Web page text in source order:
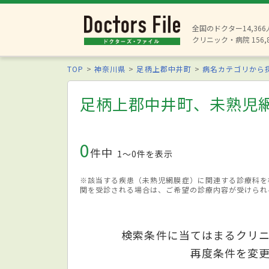
全国のドクター14,366
クリニック・病院
TOP 神奈川県 足柄上郡中井町 病名カテゴリから
足柄上郡中井町、未熟児
0件中 1〜0件を表示
※該当する疾患（未熟児網膜症）に関連する診療科
関を受診される場合は、ご希望の診療内容が受けら
検索条件に当てはまるクリ
再度条件を変